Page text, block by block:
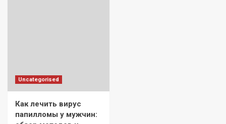
Uncategorised
Как лечить вирус
папилломы у мужчин: